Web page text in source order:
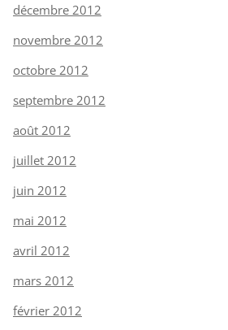
décembre 2012
novembre 2012
octobre 2012
septembre 2012
août 2012
juillet 2012
juin 2012
mai 2012
avril 2012
mars 2012
février 2012